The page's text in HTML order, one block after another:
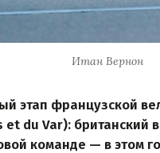
Итан Вернон
этап французской
du Var): британский
команде — в этом